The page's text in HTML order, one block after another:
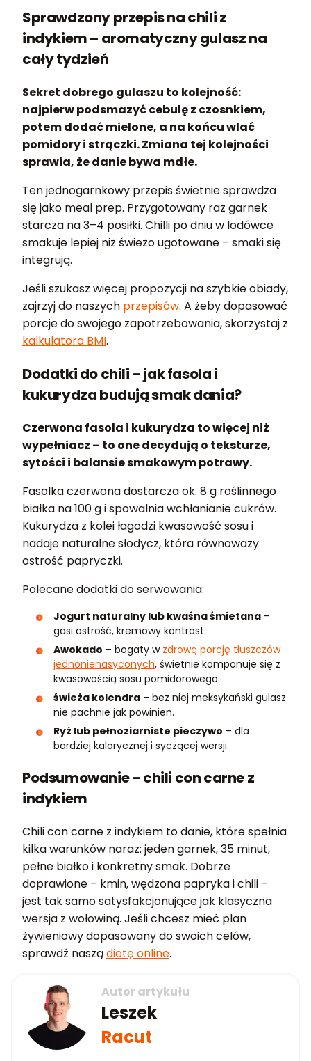
Sprawdzony przepis na chili z
indykiem – aromatyczny gulasz na
cały tydzień
Sekret dobrego gulaszu to kolejność:
najpierw podsmazyć cebulę z czosnkiem,
potem dodać mielone, a na końcu wlać
pomidory i strączki. Zmiana tej kolejności
sprawia, że danie bywa mdłe.
Ten jednogarnkowy przepis świetnie sprawdza
się jako meal prep. Przygotowany raz garnek
starcza na 3–4 posiłki. Chilli po dniu w lodówce
smakuje lepiej niż świeżo ugotowane – smaki się
integrują.
Jeśli szukasz więcej propozycji na szybkie obiady,
zajrzyj do naszych przepisów. A żeby dopasować
porcje do swojego zapotrzebowania, skorzystaj z
kalkulatora BMI.
Dodatki do chili – jak fasola i
kukurydza budują smak dania?
Czerwona fasola i kukurydza to więcej niż
wypełniacz – to one decydują o teksturze,
sytości i balansie smakowym potrawy.
Fasolka czerwona dostarcza ok. 8 g roślinnego
białka na 100 g i spowalnia wchłanianie cukrów.
Kukurydza z kolei łagodzi kwasowość sosu i
nadaje naturalne słodycz, która równoważy
ostrość papryczki.
Polecane dodatki do serwowania:
Jogurt naturalny lub kwaśna śmietana –
gasi ostrość, kremowy kontrast.
Awokado – bogaty w zdrową porcję tłuszczów
jednonienasyconych, świetnie komponuje się z
kwasowością sosu pomidorowego.
świeża kolendra – bez niej meksykański gulasz
nie pachnie jak powinien.
Ryż lub pełnoziarniste pieczywo – dla
bardziej kalorycznej i syczącej wersji.
Podsumowanie – chili con carne z
indykiem
Chili con carne z indykiem to danie, które spełnia
kilka warunków naraz: jeden garnek, 35 minut,
pełne białko i konkretny smak. Dobrze
doprawione – kmin, wędzona papryka i chili –
jest tak samo satysfakcjonujące jak klasyczna
wersja z wołowiną. Jeśli chcesz mieć plan
żywieniowy dopasowany do swoich celów,
sprawdź nasządietę online.
Autor artykułu
Leszek
Racut